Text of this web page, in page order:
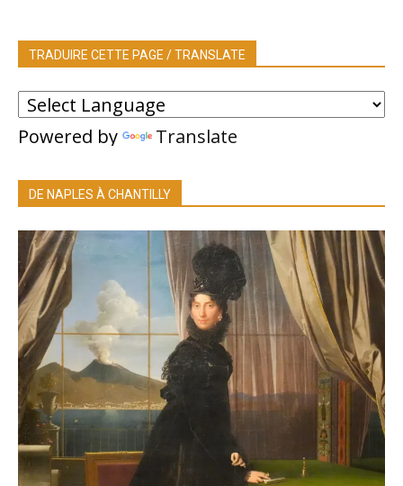
TRADUIRE CETTE PAGE / TRANSLATE
Powered by Translate
DE NAPLES À CHANTILLY